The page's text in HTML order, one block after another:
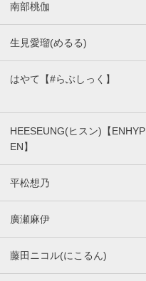
南部桃伽
生見愛瑠(めるる)
はやて【#らぶしっく】
HEESEUNG(ヒスン)【ENHYP
EN】
平松想乃
廣瀬麻伊
藤田ニコル(にこるん)